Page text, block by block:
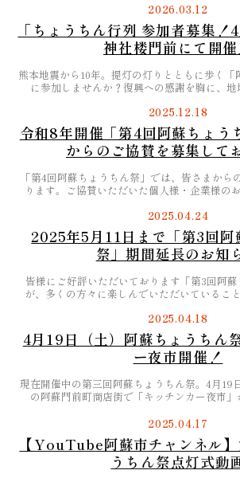
2026.03.12
「ちょうちん行列 参加者募集
神社楼門前にて開催
熊本地震から10年。提灯の灯りとともに歩く「
に参加しませんか？復興への感謝を胸に、
2025.12.18
令和8年開催「第4回阿蘇ちょう
からのご協賛を募集して
「第4回阿蘇ちょうちん祭」では、皆さまから
ります。ご協賛いただいた個人様・企業様の
2025.04.24
2025年5月11日まで「第3回阿
祭」期間延長のお知
皆様にご好評いただいております「第3回阿
が、多くの方々に楽しんでいただいているこ
2025.04.18
4月19日（土）阿蘇ちょうちん
ー夜市開催！
現在開催中の第三回阿蘇ちょうちん祭。4月19
の阿蘇門前町商店街で「キッチンカー夜市」
2025.04.17
【YouTube阿蘇市チャンネル
うちん祭点灯式動